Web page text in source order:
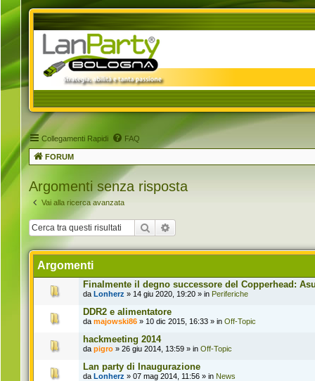
Collegamenti Rapidi FAQ
FORUM
Argomenti senza risposta
Vai alla ricerca avanzata
Cerca
Argomenti
Finalmente il degno successore del Copperhead:
da Lonherz » 14 giu 2020, 19:20 » in Periferiche
DDR2 e alimentatore
da majowski86 » 10 dic 2015, 16:33 » in Off-Topic
hackmeeting 2014
da pigro » 26 giu 2014, 13:59 » in Off-Topic
Lan party di Inaugurazione
da Lonherz » 07 mag 2014, 11:56 » in News